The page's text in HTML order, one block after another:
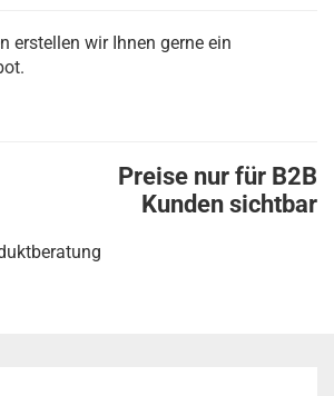
erstellen wir Ihnen gerne ein
Preise nur für B2B
Kunden sichtbar